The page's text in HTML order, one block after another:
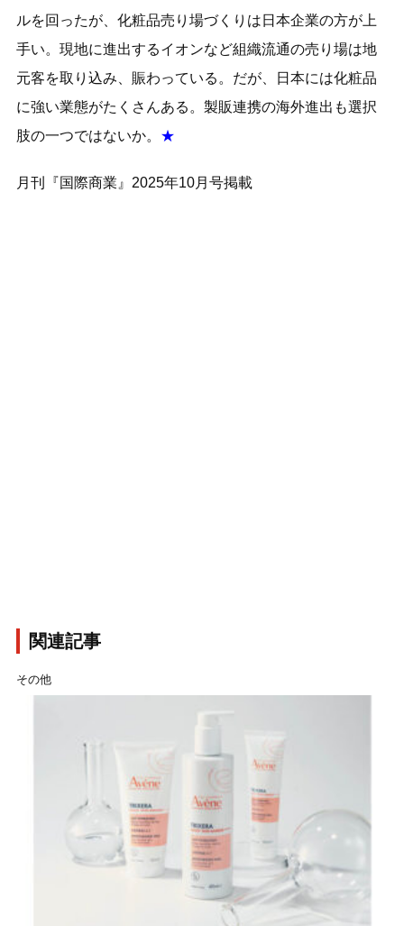
ルを回ったが、化粧品売り場づくりは日本企業の方が上
手い。現地に進出するイオンなど組織流通の売り場は地
元客を取り込み、賑わっている。だが、日本には化粧品
に強い業態がたくさんある。製販連携の海外進出も選択
肢の一つではないか。 ★
月刊『国際商業』2025年10月号掲載
関連記事
その他